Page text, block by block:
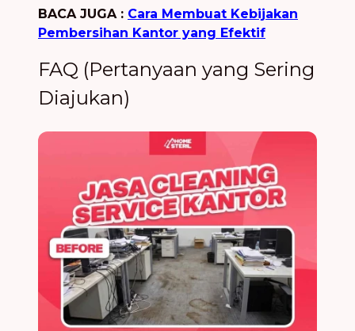
BACA JUGA : Cara Membuat Kebijakan
Pembersihan Kantor yang Efektif
FAQ (Pertanyaan yang Sering
Diajukan)